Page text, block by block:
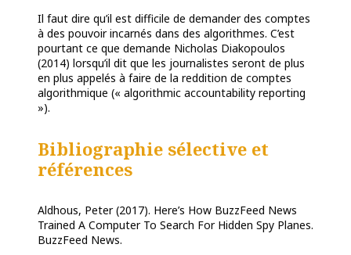
Il faut dire qu’il est difficile de demander des comptes
à des pouvoir incarnés dans des algorithmes. C’est
pourtant ce que demande Nicholas Diakopoulos
(2014) lorsqu’il dit que les journalistes seront de plus
en plus appelés à faire de la reddition de comptes
algorithmique (« algorithmic accountability reporting
»).
Bibliographie sélective et
références
Aldhous, Peter (2017). Here’s How BuzzFeed News
Trained A Computer To Search For Hidden Spy Planes.
BuzzFeed News.